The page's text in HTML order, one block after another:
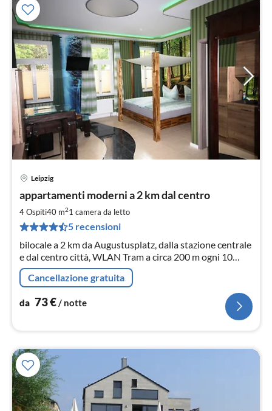
Leipzig
appartamenti moderni a 2 km dal centro
4 Ospiti40 m21 camera da letto
5 recensioni
bilocale a 2 km da Augustusplatz, dalla stazione centrale
e dal centro città, WLAN Tram a circa 200 m ogni 10
minuti cucina o angolo cottura completamente
attrezzato Bagno con doccia, alcuni con vasca
Cancellazione gratuita
da 73€ / notte